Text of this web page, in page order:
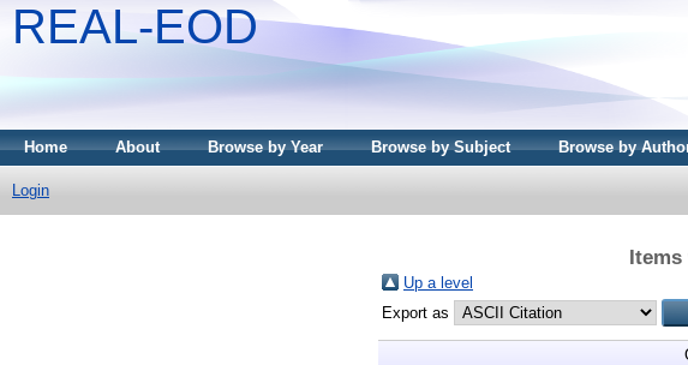
REAL-EOD
Home About Browse by Year Browse by Subject Browse by
Login
Up a level
Export as